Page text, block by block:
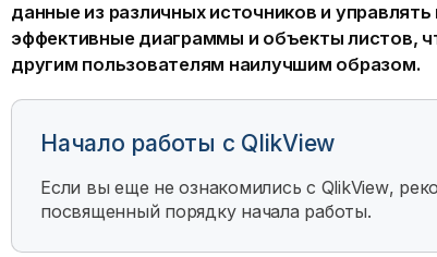
данные из различных источников и
эффективные диаграммы и объекты листов,
другим пользователям наилучшим образом.
Начало работы с QlikView
Если вы еще не ознакомились с QlikView,
посвященный порядку начала работы.